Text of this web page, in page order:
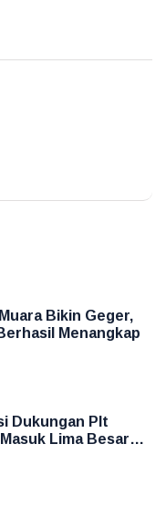
Bikin Geger,
Menangkap
Dukungan Plt
Lima Besar